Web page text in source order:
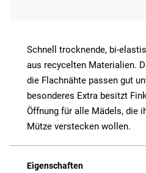
Schnell trocknende, bi-
aus recycelten Materialien.
die Flachnähte passen gut
besonderes Extra besitzt
Öffnung für alle Mädels, die
Mütze verstecken wollen.
Eigenschaften